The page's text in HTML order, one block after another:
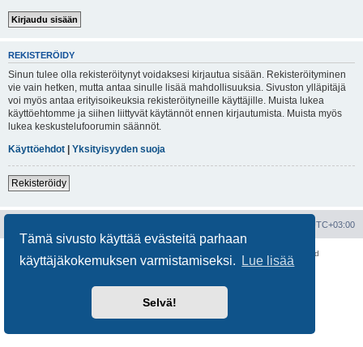
Tämä sivusto käyttää evästeitä parhaan
käyttäjäkokemuksen varmistamiseksi.
Lue lisää
Selvä!
REKISTERÖIDY
Sinun tulee olla rekisteröitynyt voidaksesi kirjautua sisään. Rekisteröityminen
vie vain hetken, mutta antaa sinulle lisää mahdollisuuksia. Sivuston ylläpitäjä
voi myös antaa erityisoikeuksia rekisteröityneille käyttäjille. Muista lukea
käyttöehtomme ja siihen liittyvät käytännöt ennen kirjautumista. Muista myös
lukea keskustelufoorumin säännöt.
Käyttöehdot | Yksityisyyden suoja
Rekisteröidy
UTC+03:00
® Forum Software © phpBB Limited
Käännös: phpBB Suomi (lurttinen, harritapio, Pettis)